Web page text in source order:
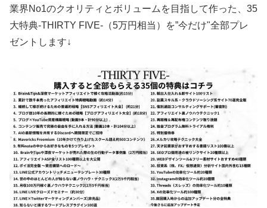
業界No1のクオリティとボリュームを目指して作った、35
大特典-THIRTY FIVE-（5万円相当）を”今だけ"全部プレ
ゼントします↓